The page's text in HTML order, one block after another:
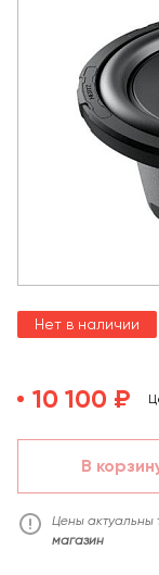
Нет в наличии
10 100 ₽
В
Цены актуальны
магазин